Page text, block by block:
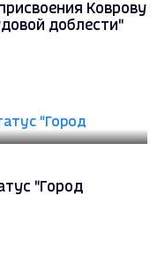
Коврову
доблести"
"Город